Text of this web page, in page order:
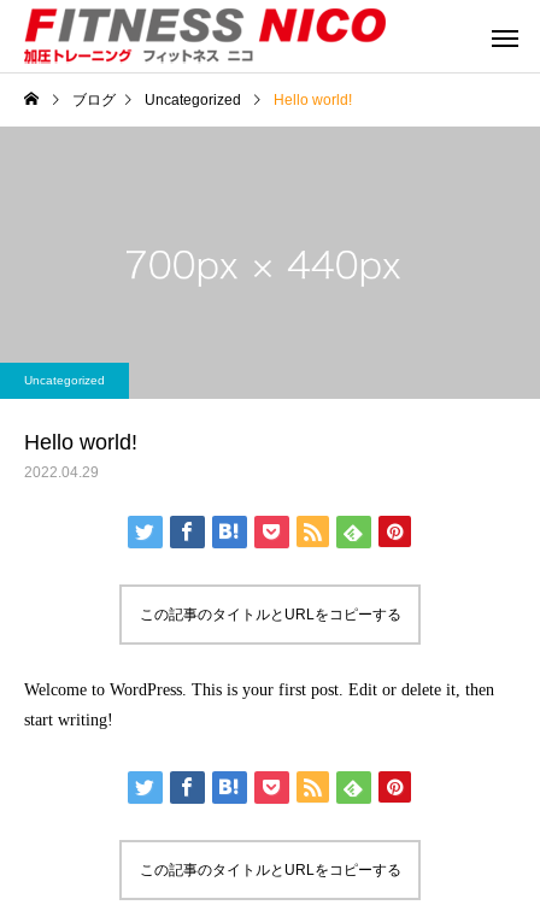
ブログ Uncategorized Hello world!
Uncategorized
Hello world!
2022.04.29
この記事のタイトルとURLをコピーする
Welcome to WordPress. This is your first post. Edit or delete it, then
start writing!
この記事のタイトルとURLをコピーする